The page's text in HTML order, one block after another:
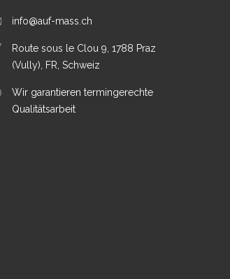
info@auf-mass.ch
Route sous le Clou 9, 1788 Praz
(Vully), FR, Schweiz
Wir garantieren termingerechte
Qualitätsarbeit